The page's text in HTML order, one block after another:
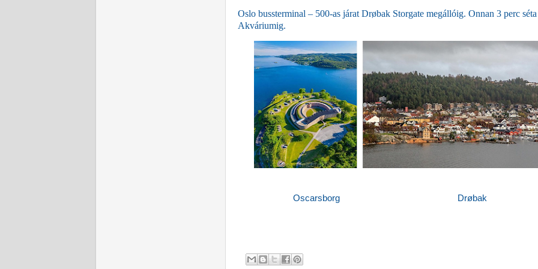
Oslo bussterminal – 500-as járat Drøbak Storgate megállóig. Onnan 3 perc
Akváriumig.
Oscarsborg Drøbak